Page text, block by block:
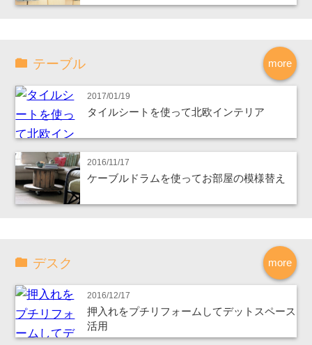
more
テーブル
2017/01/19
タイルシートを使って北欧インテリア
2016/11/17
ケーブルドラムを使ってお部屋の模様替え
more
デスク
2016/12/17
押入れをプチリフォームしてデットスペース
活用